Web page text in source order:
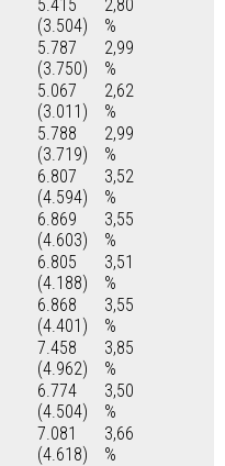
5.415
(3.504)
2,80
%
5.787
(3.750)
2,99
%
5.067
(3.011)
2,62
%
5.788
(3.719)
2,99
%
6.807
(4.594)
3,52
%
6.869
(4.603)
3,55
%
6.805
(4.188)
3,51
%
6.868
(4.401)
3,55
%
7.458
(4.962)
3,85
%
6.774
(4.504)
3,50
%
7.081
(4.618)
3,66
%